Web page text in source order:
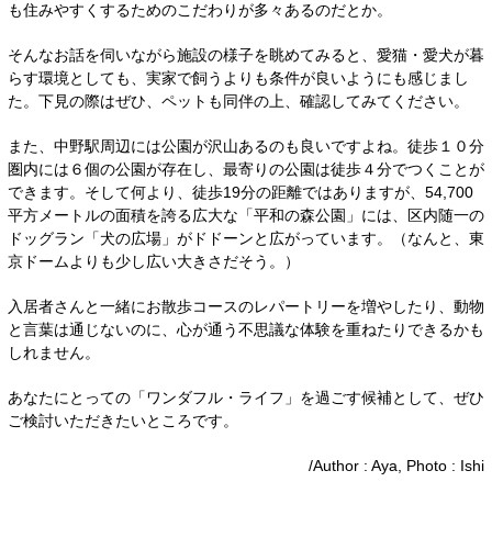
も住みやすくするためのこだわりが多々あるのだとか。
そんなお話を伺いながら施設の様子を眺めてみると、愛猫・愛犬が暮
らす環境としても、実家で飼うよりも条件が良いようにも感じまし
た。下見の際はぜひ、ペットも同伴の上、確認してみてください。
また、中野駅周辺には公園が沢山あるのも良いですよね。徒歩１０分
圏内には６個の公園が存在し、最寄りの公園は徒歩４分でつくことが
できます。そして何より、徒歩19分の距離ではありますが、54,700
平方メートルの面積を誇る広大な「平和の森公園」には、区内随一の
ドッグラン「犬の広場」がドドーンと広がっています。（なんと、東
京ドームよりも少し広い大きさだそう。）
入居者さんと一緒にお散歩コースのレパートリーを増やしたり、動物
と言葉は通じないのに、心が通う不思議な体験を重ねたりできるかも
しれません。
あなたにとっての「ワンダフル・ライフ」を過ごす候補として、ぜひ
ご検討いただきたいところです。
/Author : Aya, Photo : Ishi